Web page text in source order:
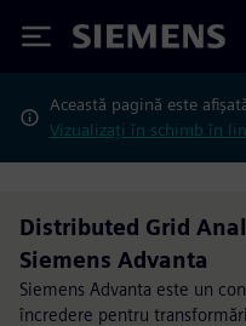
Siemens
Această pagină este
Vizualizați în schimb în
Distributed Grid
Siemens Advanta
Siemens Advanta este un
încredere pentru